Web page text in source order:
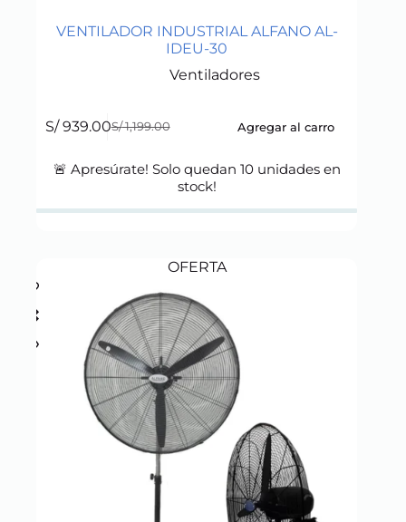
VENTILADOR INDUSTRIAL ALFANO AL-
IDEU-30
Ventiladores
S/1,199.00
Original
was:
S/ 1,199.00.
S/939.00Current
is:
Agregar al carro
🚨 Apresúrate! Solo quedan 10unidades en
stock!
OFERTA